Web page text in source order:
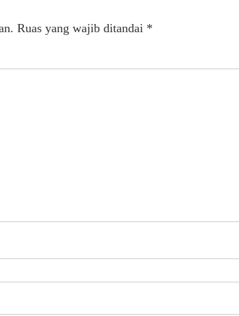
Ruas yang wajib ditandai *